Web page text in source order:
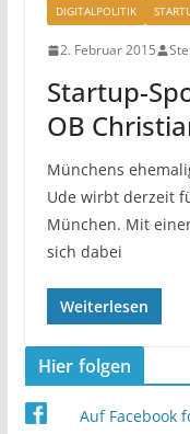
DIGITALPOLITIK
2. Februar 2015
Startup-
OB
Münchens
Ude wirbt derzeit
München. Mit
sich dabei
Weiterlesen
Hier folgen
Auf Facebook